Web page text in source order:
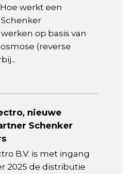
werkt een
op basis van
(reverse
nieuwe
Schenker
B.V. is met ingang
2025 de distributie